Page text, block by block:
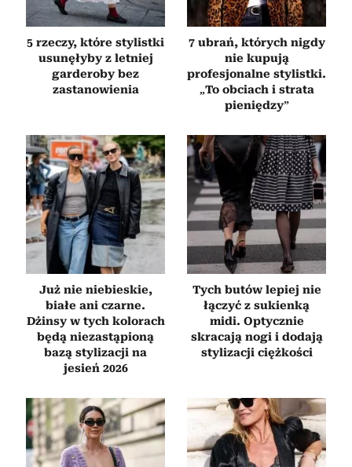
5 rzeczy, które stylistki
usunęłyby z letniej
garderoby bez
zastanowienia
7 ubrań, których nigdy
nie kupują
profesjonalne stylistki.
„To obciach i strata
pieniędzy”
Już nie niebieskie,
białe ani czarne.
Dżinsy w tych kolorach
będą niezastąpioną
bazą stylizacji na
jesień 2026
Tych butów lepiej nie
łączyć z sukienką
midi. Optycznie
skracają nogi i dodają
stylizacji ciężkości